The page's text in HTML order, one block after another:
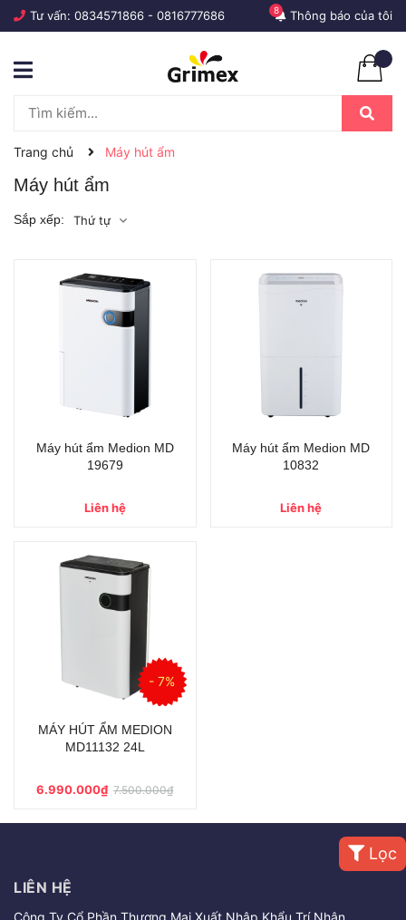
Tư vấn: 0834571866 - 0816777686 Thông báo của tôi
8
Trang chủ Máy hút ẩm
Máy hút ẩm
Sắp xếp: Thứ tự
Máy hút ẩm Medion MD
19679
Liên hệ
Máy hút ẩm Medion MD
10832
Liên hệ
- 7%
MÁY HÚT ẨM MEDION
MD11132 24L
6.990.000₫7.500.000₫
Lọc
LIÊN HỆ
Công Ty Cổ Phần Thương Mại Xuất Nhập Khẩu Trí Nhân